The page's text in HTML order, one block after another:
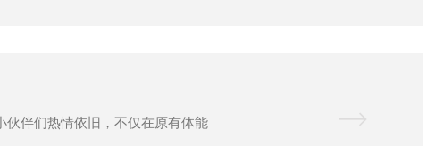
伙伴们热情依旧，不仅在原有体能